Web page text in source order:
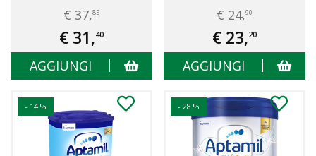
€ 37,85
€ 31,40
AGGIUNGI
€ 24,90
€ 23,20
AGGIUNGI
- 14 % - 28 %